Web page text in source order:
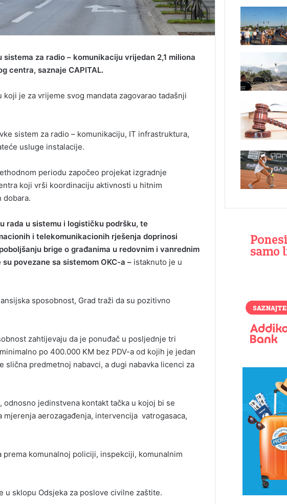
za radio – komunikaciju vrijedan 2,1 miliona
centra, saznaje CAPITAL.
je za vrijeme svog mandata zagovarao tadašnji
sistem za radio – komunikaciju, IT infrastruktura,
usluge instalacije.
periodu započeo projekat izgradnje
koji vrši koordinaciju aktivnosti u hitnim
dobara.
rada u sistemu i logističku podršku, te
i telekomunikacionih rješenja doprinosi
brige o građanima u redovnim i vanrednim
povezane sa sistemom OKC-a – istaknuto je u
sposobnost, Grad traži da su pozitivno
zahtijevaju da je ponuđač u posljednje tri
po 400.000 KM bez PDV-a od kojih je jedan
predmetnoj nabavci, a dugi nabavka licenci za
odnosno jedinstvena kontakt tačka u kojoj bi se
aerozagađenja, intervencija vatrogasaca,
komunalnoj policiji, inspekciji, komunalnim
u sklopu Odsjeka za poslove civilne zaštite.